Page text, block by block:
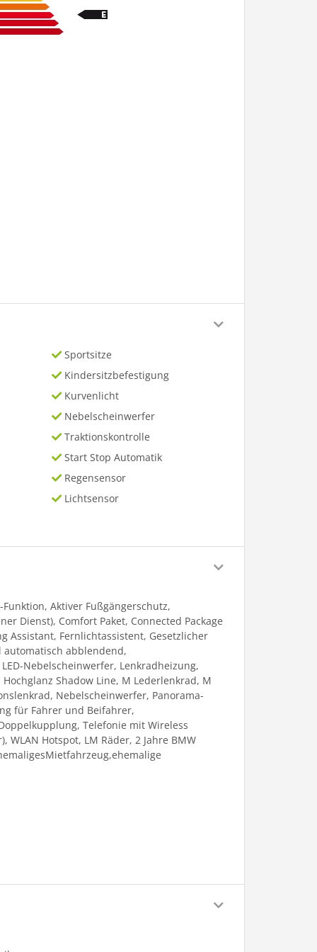
Sportsitze
Kindersitzbefestigung
Kurvenlicht
Nebelscheinwerfer
Traktionskontrolle
Start Stop Automatik
Regensensor
Lichtsensor
Aktiver Fußgängerschutz,
Dienst), Comfort Paket, Connected Package
Assistant, Fernlichtassistent, Gesetzlicher
abblendend,
Nebelscheinwerfer, Lenkradheizung,
Shadow Line, M Lederlenkrad, M
Nebelscheinwerfer, Panorama-
für Fahrer und Beifahrer,
Telefonie mit Wireless
Hotspot, LM Räder, 2 Jahre BMW